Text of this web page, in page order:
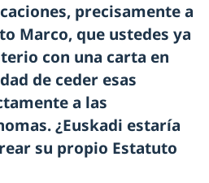
precisamente a
Marco, que ustedes ya
con una carta en
de ceder esas
a las
¿Euskadi estaría
su propio Estatuto